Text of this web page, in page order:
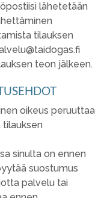
lähetetään
tilauksen
teon jälkeen.
oikeus peruuttaa
tilauksen
sinulta on ennen
suostumus
palvelu tai